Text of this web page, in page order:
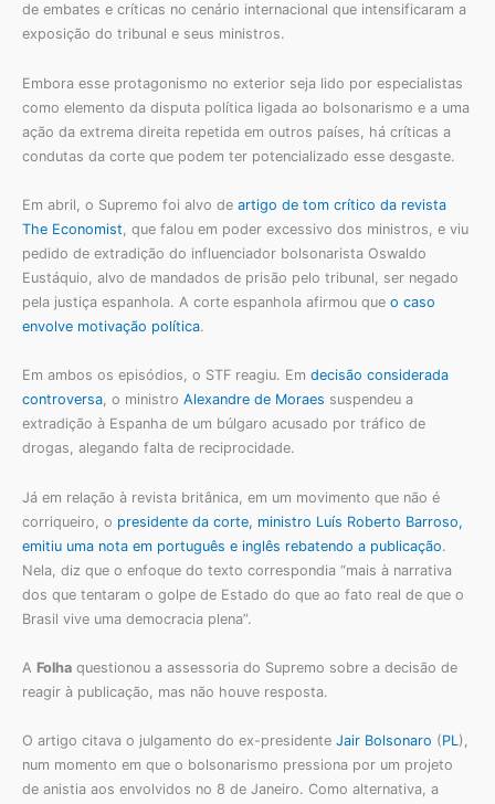
de embates e críticas no cenário internacional que intensificaram a
exposição do tribunal e seus ministros.
Embora esse protagonismo no exterior seja lido por especialistas
como elemento da disputa política ligada ao bolsonarismo e a uma
ação da extrema direita repetida em outros países, há críticas a
condutas da corte que podem ter potencializado esse desgaste.
Em abril, o Supremo foi alvo de artigo de tom crítico da revista
The Economist , que falou em poder excessivo dos ministros, e viu
pedido de extradição do influenciador bolsonarista Oswaldo
Eustáquio, alvo de mandados de prisão pelo tribunal, ser negado
pela justiça espanhola. A corte espanhola afirmou que o caso
envolve motivação política.
Em ambos os episódios, o STF reagiu. Em decisão considerada
controversa, o ministro Alexandre de Moraes suspendeu a
extradição à Espanha de um búlgaro acusado por tráfico de
drogas, alegando falta de reciprocidade.
Já em relação à revista britânica, em um movimento que não é
corriqueiro, o presidente da corte, ministro Luís Roberto Barroso,
emitiu uma nota em português e inglês rebatendo a publicação.
Nela, diz que o enfoque do texto correspondia “mais à narrativa
dos que tentaram o golpe de Estado do que ao fato real de que o
Brasil vive uma democracia plena”.
A Folha questionou a assessoria do Supremo sobre a decisão de
reagir à publicação, mas não houve resposta.
O artigo citava o julgamento do ex-presidente Jair Bolsonaro (PL),
num momento em que o bolsonarismo pressiona por um projeto
de anistia aos envolvidos no 8 de Janeiro. Como alternativa, a